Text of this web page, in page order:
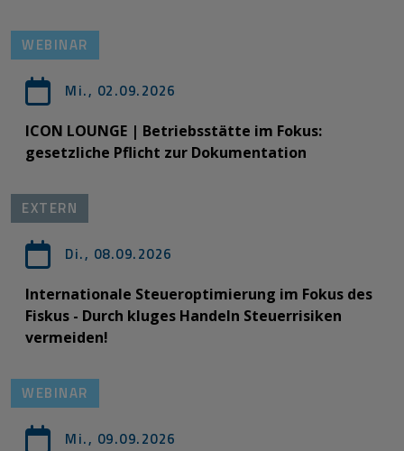
WEBINAR
Mi., 02.09.2026
ICON LOUNGE | Betriebsstätte im Fokus:
gesetzliche Pflicht zur Dokumentation
EXTERN
Di., 08.09.2026
Internationale Steueroptimierung im Fokus des
Fiskus - Durch kluges Handeln Steuerrisiken
vermeiden!
WEBINAR
Mi., 09.09.2026